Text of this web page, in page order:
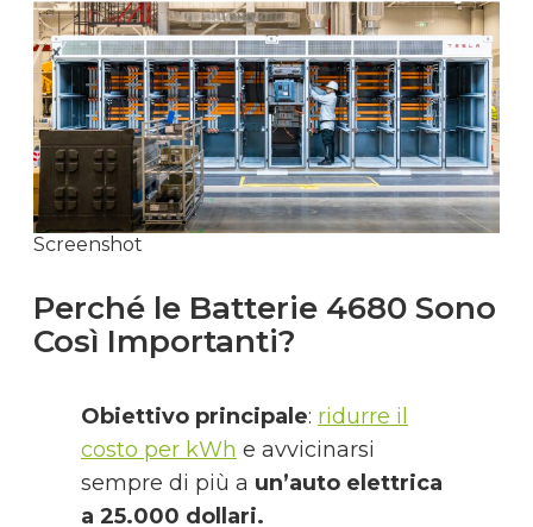
Screenshot
Perché le Batterie 4680 Sono
Così Importanti?
Obiettivo principale: ridurre il
costo per kWh e avvicinarsi
sempre di più a un’auto elettrica
a 25.000 dollari.